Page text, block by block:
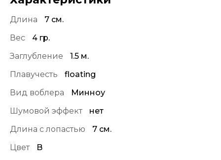
Длина
7 см.
Вес
4 гр.
Заглубление
1.5 м.
Плавучесть
floating
Вид воблера
Минноу
Шумовой эффект
нет
Длина с лопастью
7 см.
Цвет
B